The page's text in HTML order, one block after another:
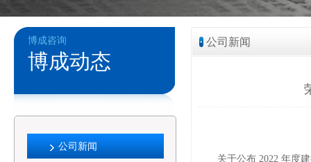
博成咨询
博成动态
公司新闻
公司新闻
关于公布 2022 年度